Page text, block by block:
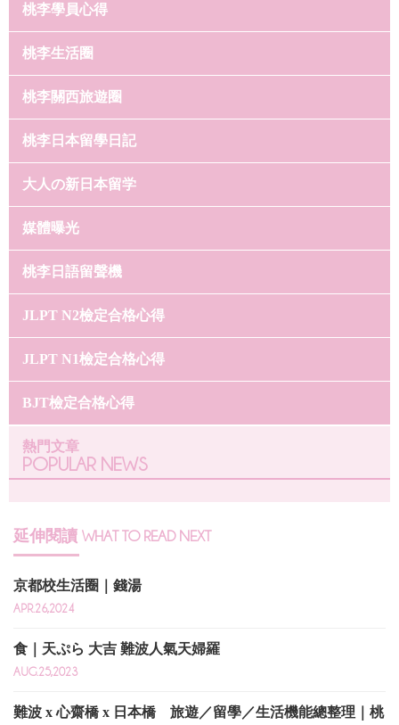
桃李學員心得
桃李生活圈
桃李關西旅遊圈
桃李日本留學日記
大人の新日本留学
媒體曝光
桃李日語留聲機
JLPT N2檢定合格心得
JLPT N1檢定合格心得
BJT檢定合格心得
熱門文章
POPULAR NEWS
延伸閱讀 WHAT TO READ NEXT
京都校生活圈｜錢湯
APR.26,2024
食｜天ぷら 大吉 難波人氣天婦羅
AUG.25,2023
難波 x 心齋橋 x 日本橋 旅遊／留學／生活機能總整理｜桃